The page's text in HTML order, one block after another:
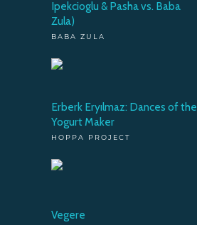
Ipekcioglu & Pasha vs. Baba
Zula)
BABA ZULA
Erberk Eryılmaz: Dances of the
Yogurt Maker
HOPPA PROJECT
Vegere